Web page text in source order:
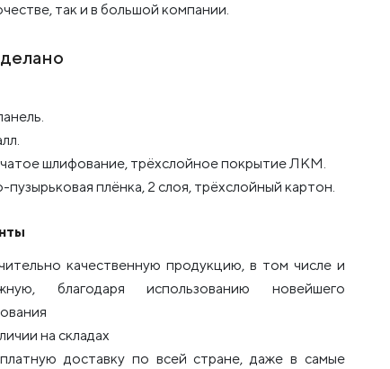
так и в большой компании.
шлифование, трёхслойное покрытие ЛКМ.
плёнка, 2 слоя, трёхслойный картон.
качественную продукцию, в том числе и
благодаря использованию новейшего
на складах
доставку по всей стране, даже в самые